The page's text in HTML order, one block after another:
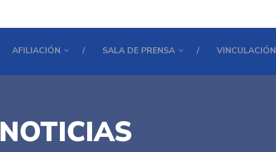
AFILIACIÓN SALA DE PRENSA VINCULACIÓN
NOTICIAS